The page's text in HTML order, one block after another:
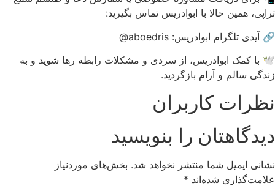
تراپی، همین حالا با ابوادریس تماس بگیرید:
🔗 آیدی تلگرام ابوادریس: aboedris@
🕊 با کمک ابوادریس، از سردی و مشکلات رابطه رها شوید و به
زندگی سالم و آرام بازگردید.
نظرات کاربران
دیدگاهتان را بنویسید
نشانی ایمیل شما منتشر نخواهد شد. بخش‌های موردنیاز
علامت‌گذاری شده‌اند *